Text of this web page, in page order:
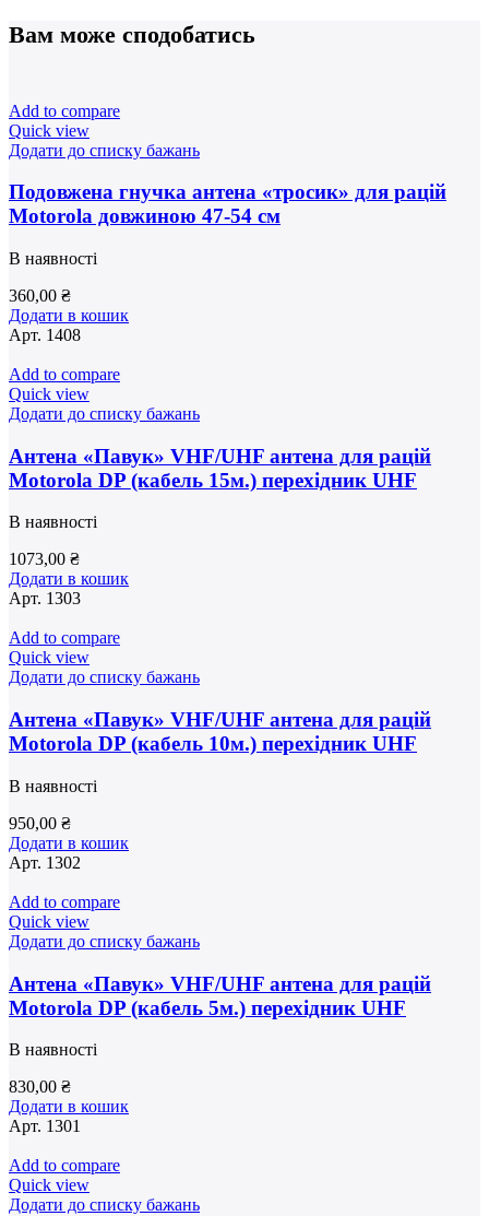
Вам може сподобатись
Add to compare
Quick view
Додати до списку бажань
Подовжена гнучка антена «тросик» для рацій
Motorola довжиною 47-54 см
В наявності
360,00 ₴
Додати в кошик
Арт. 1408
Add to compare
Quick view
Додати до списку бажань
Антена «Павук» VHF/UHF антена для рацій
Motorola DP (кабель 15м.) перехідник UHF
В наявності
1073,00 ₴
Додати в кошик
Арт. 1303
Add to compare
Quick view
Додати до списку бажань
Антена «Павук» VHF/UHF антена для рацій
Motorola DP (кабель 10м.) перехідник UHF
В наявності
950,00 ₴
Додати в кошик
Арт. 1302
Add to compare
Quick view
Додати до списку бажань
Антена «Павук» VHF/UHF антена для рацій
Motorola DP (кабель 5м.) перехідник UHF
В наявності
830,00 ₴
Додати в кошик
Арт. 1301
Add to compare
Quick view
Додати до списку бажань